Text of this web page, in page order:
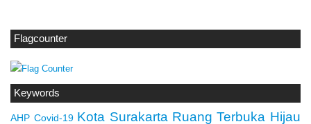
Flagcounter
Keywords
AHP Covid-19 Kota Surakarta Ruang Terbuka Hijau